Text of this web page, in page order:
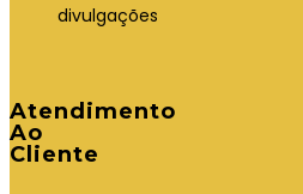
divulgações
Atendimento
Ao
Cliente